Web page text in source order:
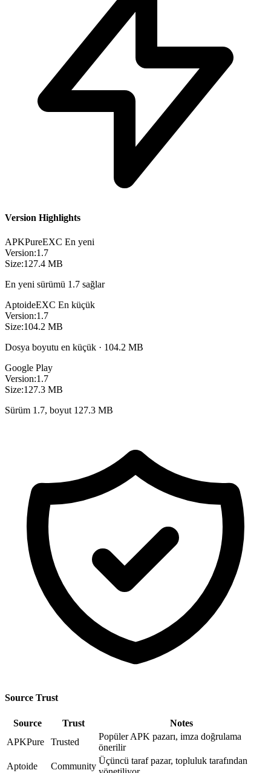
Version Highlights
APKPureEXC En yeni
Version:1.7
Size:127.4 MB
En yeni sürümü 1.7 sağlar
AptoideEXC En küçük
Version:1.7
Size:104.2 MB
Dosya boyutu en küçük · 104.2 MB
Google Play
Version:1.7
Size:127.3 MB
Sürüm 1.7, boyut 127.3 MB
Source Trust
Source Trust
Notes
APKPure
Trusted
Popüler APK pazarı, imza doğrulama
önerilir
Aptoide
Community
Üçüncü taraf pazar, topluluk tarafından